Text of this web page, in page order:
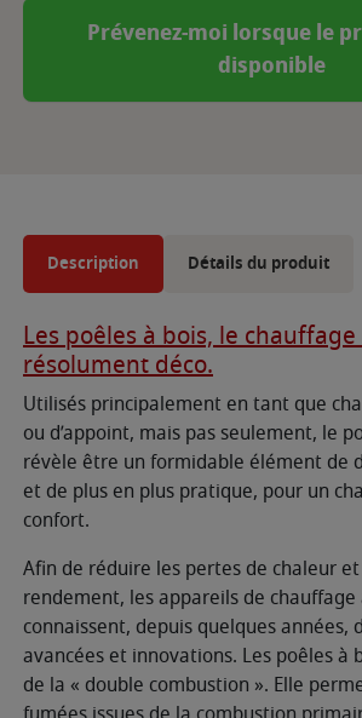
Prévenez-moi lorsque le
disponible
Description Détails du produit
Les poêles à bois, le
résolument déco.
Utilisés principalement en tant que
ou d’appoint, mais pas seulement, le
révèle être un formidable élément de
et de plus en plus pratique, pour un
confort.
Afin de réduire les pertes de chaleur
rendement, les appareils de
connaissent, depuis quelques années,
avancées et innovations. Les poêles à
de la « double combustion ». Elle